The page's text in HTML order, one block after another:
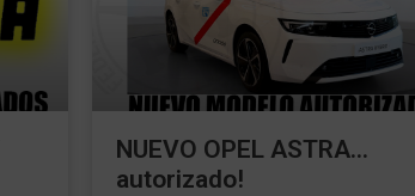
NUEVO OPEL ASTRA…
autorizado!